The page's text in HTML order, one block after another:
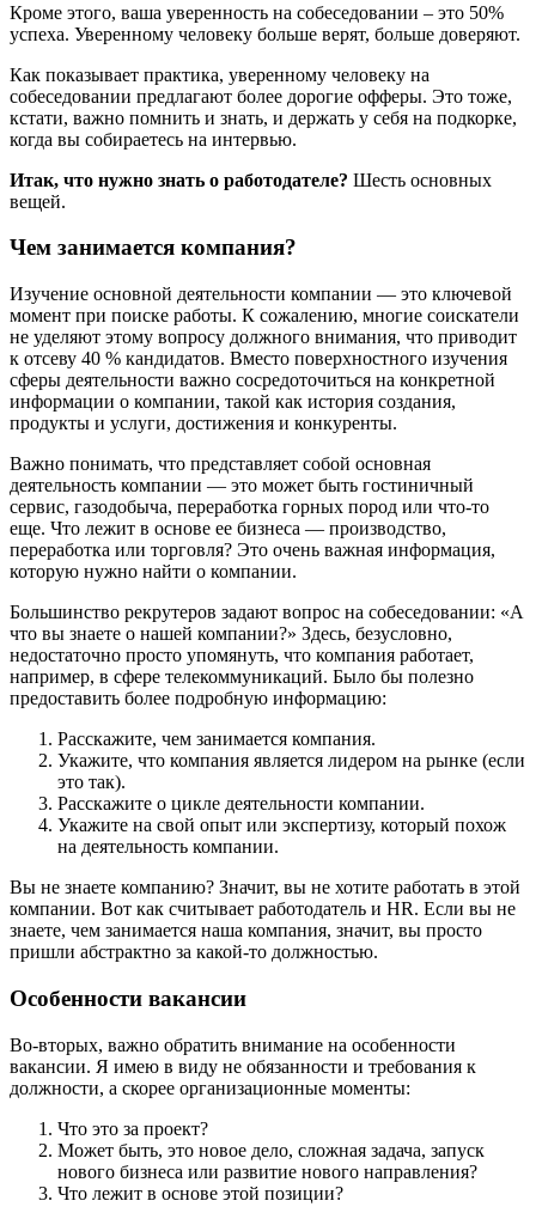
Кроме этого, ваша уверенность на собеседовании – это 50%
успеха. Уверенному человеку больше верят, больше доверяют.
Как показывает практика, уверенному человеку на
собеседовании предлагают более дорогие офферы. Это тоже,
кстати, важно помнить и знать, и держать у себя на подкорке,
когда вы собираетесь на интервью.
Итак, что нужно знать о работодателе? Шесть основных
вещей.
Чем занимается компания?
Изучение основной деятельности компании — это ключевой
момент при поиске работы. К сожалению, многие соискатели
не уделяют этому вопросу должного внимания, что приводит
к отсеву 40 % кандидатов. Вместо поверхностного изучения
сферы деятельности важно сосредоточиться на конкретной
информации о компании, такой как история создания,
продукты и услуги, достижения и конкуренты.
Важно понимать, что представляет собой основная
деятельность компании — это может быть гостиничный
сервис, газодобыча, переработка горных пород или что-то
еще. Что лежит в основе ее бизнеса — производство,
переработка или торговля? Это очень важная информация,
которую нужно найти о компании.
Большинство рекрутеров задают вопрос на собеседовании: «А
что вы знаете о нашей компании?» Здесь, безусловно,
недостаточно просто упомянуть, что компания работает,
например, в сфере телекоммуникаций. Было бы полезно
предоставить более подробную информацию:
Расскажите, чем занимается компания.
Укажите, что компания является лидером на рынке (если
это так).
Расскажите о цикле деятельности компании.
Укажите на свой опыт или экспертизу, который похож
на деятельность компании.
Вы не знаете компанию? Значит, вы не хотите работать в этой
компании. Вот как считывает работодатель и HR. Если вы не
знаете, чем занимается наша компания, значит, вы просто
пришли абстрактно за какой-то должностью.
Особенности вакансии
Во-вторых, важно обратить внимание на особенности
вакансии. Я имею в виду не обязанности и требования к
должности, а скорее организационные моменты:
Что это за проект?
Может быть, это новое дело, сложная задача, запуск
нового бизнеса или развитие нового направления?
Что лежит в основе этой позиции?